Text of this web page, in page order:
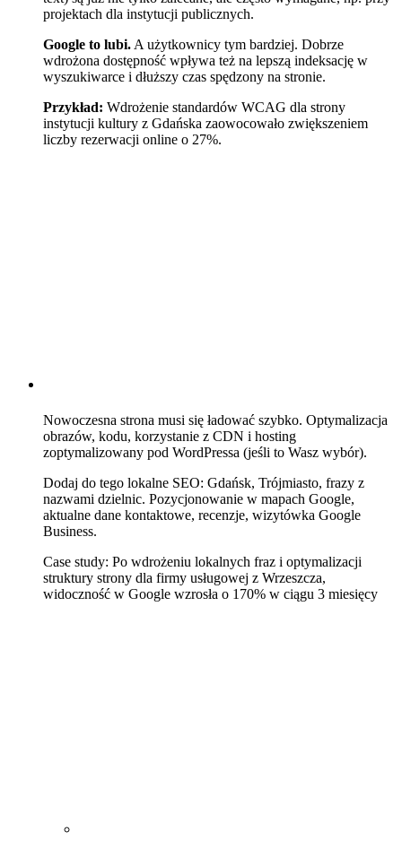
projektach dla instytucji publicznych.
Google to lubi. A użytkownicy tym bardziej. Dobrze
wdrożona dostępność wpływa też na lepszą indeksację w
wyszukiwarce i dłuższy czas spędzony na stronie.
Przykład: Wdrożenie standardów WCAG dla strony
instytucji kultury z Gdańska zaowocowało zwiększeniem
liczby rezerwacji online o 27%.
Nowoczesna strona musi się ładować szybko. Optymalizacja
obrazów, kodu, korzystanie z CDN i hosting
zoptymalizowany pod WordPressa (jeśli to Wasz wybór).
Dodaj do tego lokalne SEO: Gdańsk, Trójmiasto, frazy z
nazwami dzielnic. Pozycjonowanie w mapach Google,
aktualne dane kontaktowe, recenzje, wizytówka Google
Business.
Case study: Po wdrożeniu lokalnych fraz i optymalizacji
struktury strony dla firmy usługowej z Wrzeszcza,
widoczność w Google wzrosła o 170% w ciągu 3 miesięcy